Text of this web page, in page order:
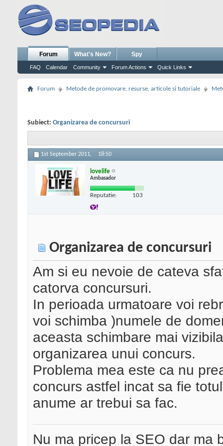
Forum
FAQ Calendar Community Forum Actions Quick Links
What's New? Spy
Forum Metode de promovare, resurse, articole si tutoriale
Subiect: Organizarea de concursuri
1st September 2011, 18:50
lovelife
Ambasador
Reputatie: 103
Organizarea de concursuri
Am si eu nevoie de cateva
catorva concursuri.
In perioada urmatoare voi
voi schimba )numele de
aceasta schimbare mai
organizarea unui concurs.
Problema mea este ca nu
concurs astfel incat sa fie
anume ar trebui sa fac.
Nu ma pricep la SEO dar ma